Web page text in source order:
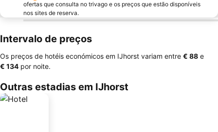
ofertas que consulta no trivago e os preços que estão disponíveis
nos sites de reserva.
Intervalo de preços
Os preços de hotéis económicos em IJhorst variam entre ‎€ 88 e
‎€ 134 por noite.
Outras estadias em IJhorst